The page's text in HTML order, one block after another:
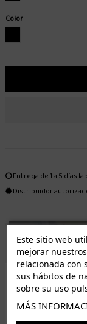
Color
Entrega de 1 a 5 días
Distribuidor
ENVÍO
ISLAS CANARIAS
Tenerife 3.50€. Gratis
Resto de islas 5€.
Este sitio web
mejorar
relacionada con
sus hábitos de
sobre su uso
MÁS